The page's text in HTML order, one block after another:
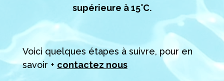
supérieure à 15°C.
Voici quelques étapes à suivre, pour en
savoir + contactez nous